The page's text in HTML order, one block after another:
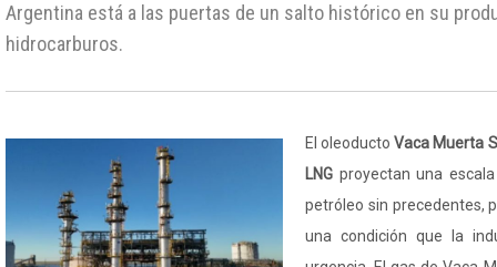
Argentina está a las puertas de un salto histórico en su
hidrocarburos.
El oleoductoVaca Muerta
LNG proyectan una
petróleo sin precedentes,
una condición que la